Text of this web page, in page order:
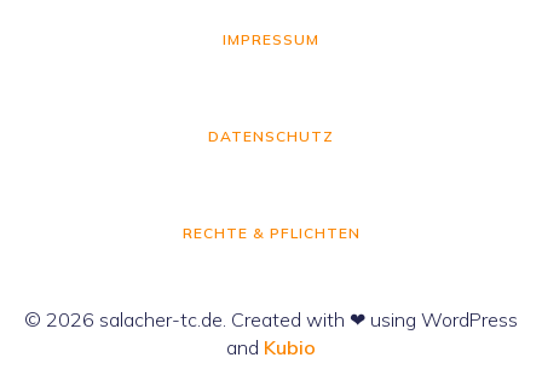
IMPRESSUM
DATENSCHUTZ
RECHTE & PFLICHTEN
© 2026 salacher-tc.de. Created with ❤ using WordPress
and Kubio